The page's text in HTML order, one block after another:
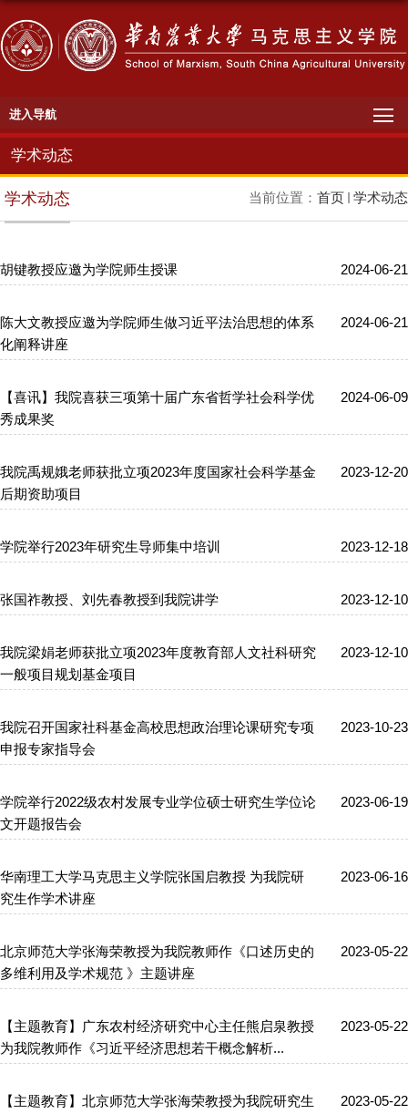
进入导航
学术动态
当前位置： 首页 学术动态
学术动态
胡键教授应邀为学院师生授课 2024-06-21
陈大文教授应邀为学院师生做习近平法治思想的体系
化阐释讲座
2024-06-21
【喜讯】我院喜获三项第十届广东省哲学社会科学优
秀成果奖
2024-06-09
我院禹规娥老师获批立项2023年度国家社会科学基金
后期资助项目
2023-12-20
学院举行2023年研究生导师集中培训 2023-12-18
张国祚教授、刘先春教授到我院讲学 2023-12-10
我院梁娟老师获批立项2023年度教育部人文社科研究
一般项目规划基金项目
2023-12-10
我院召开国家社科基金高校思想政治理论课研究专项
申报专家指导会
2023-10-23
学院举行2022级农村发展专业学位硕士研究生学位论
文开题报告会
2023-06-19
华南理工大学马克思主义学院张国启教授 为我院研
究生作学术讲座
2023-06-16
北京师范大学张海荣教授为我院教师作《口述历史的
多维利用及学术规范 》主题讲座
2023-05-22
【主题教育】广东农村经济研究中心主任熊启泉教授
为我院教师作《习近平经济思想若干概念解析...
2023-05-22
【主题教育】北京师范大学张海荣教授为我院研究生
2023-05-22